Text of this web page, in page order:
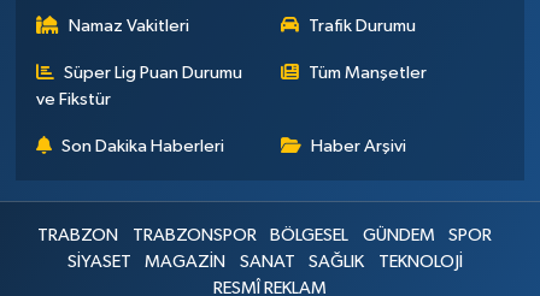
Namaz Vakitleri Trafik Durumu
Süper Lig Puan Durumu
ve Fikstür
Tüm Manşetler
Son Dakika Haberleri Haber Arşivi
TRABZON TRABZONSPOR BÖLGESEL GÜNDEM
SPOR
SİYASET
MAGAZİN SANAT SAĞLIK
TEKNOLOJİ
RESMÎ REKLAM